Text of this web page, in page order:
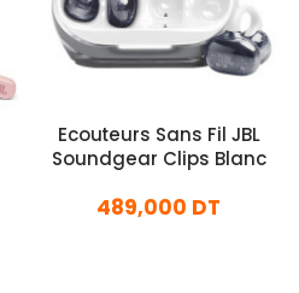
Ecouteurs Sans Fil JBL
Soundgear Clips Blanc
489,000 DT